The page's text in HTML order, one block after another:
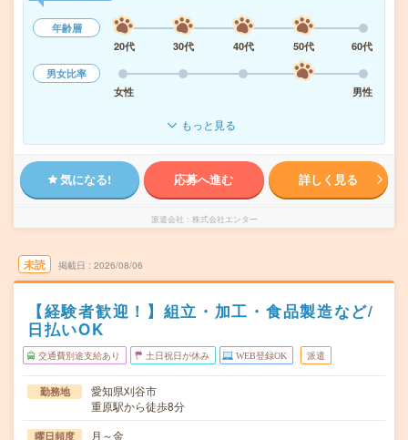
年齢層
20代
30代 40代 50代
60代
男女比率
女性
男性
もっと見る
気になる! 応募へ進む 詳しく見る
派遣会社 株式会社エンター
未読 掲載日 2026/08/06
【経験者歓迎！】組立・加工・食品製造など/
日払いOK
交通費別途支給あり 土日祝日が休み WEB登録OK 派遣
勤務地
愛知県刈谷市
重原駅から徒歩8分
曜日頻度 月～金